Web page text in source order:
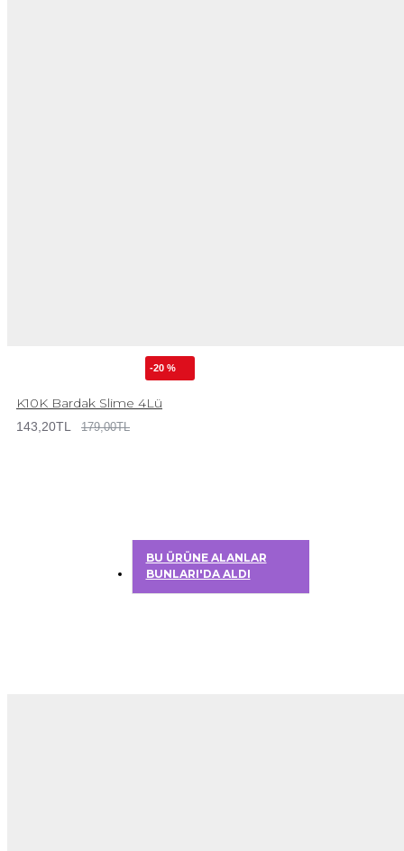
-20 %
K10K Bardak Slime 4Lü
143,20TL 179,00TL
BU ÜRÜNE ALANLAR
BUNLARI'DA ALDI